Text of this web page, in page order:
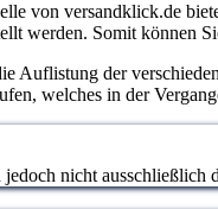
von versandklick.de
werden. Somit können
Auflistung der
welches in der
jedoch nicht